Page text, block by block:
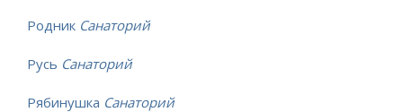
Родник Санаторий
Русь Санаторий
Рябинушка Санаторий